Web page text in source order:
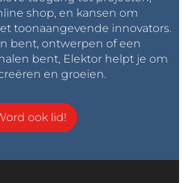
shop, en kansen om
toonaangevende innovators.
bent, ontwerpen of een
bent, Elektor helpt je om
en groeien.
ook lid!